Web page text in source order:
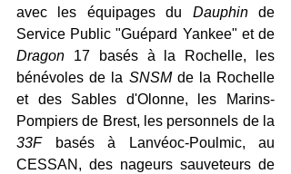
avec les équipages du Dauphin de
Dragon 17 basés à la Rochelle, les
bénévoles de la SNSM de la Rochelle
et des Sables d'Olonne, les Marins-
33F basés à Lanvéoc-Poulmic, au
CESSAN, des nageurs sauveteurs de